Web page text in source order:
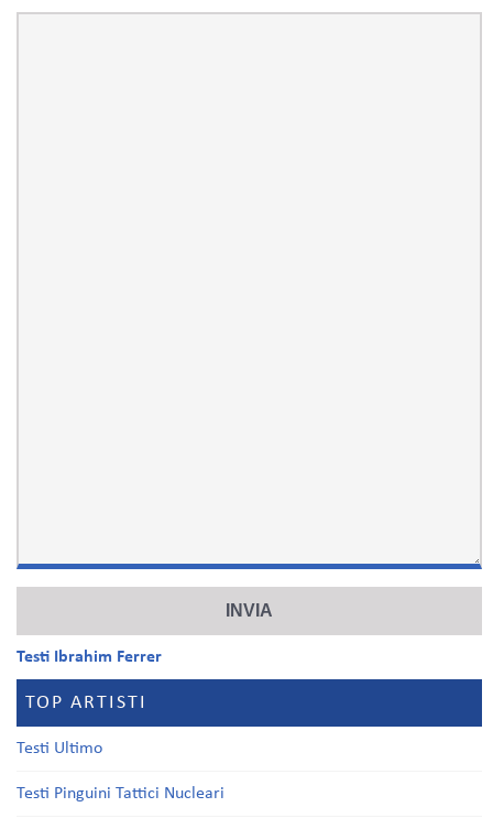
Testi Ibrahim Ferrer
TOP ARTISTI
Testi Ultimo
Testi Pinguini Tattici Nucleari